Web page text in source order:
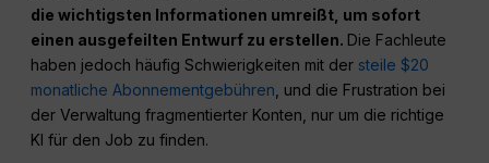
die wichtigsten Informationen umreißt, um sofort
einen ausgefeilten Entwurf zu erstellen. Die Fachleute
haben jedoch häufig Schwierigkeiten mit der steile $20
monatliche Abonnementgebühren , und die Frustration bei
der Verwaltung fragmentierter Konten, nur um die richtige
KI für den Job zu finden.